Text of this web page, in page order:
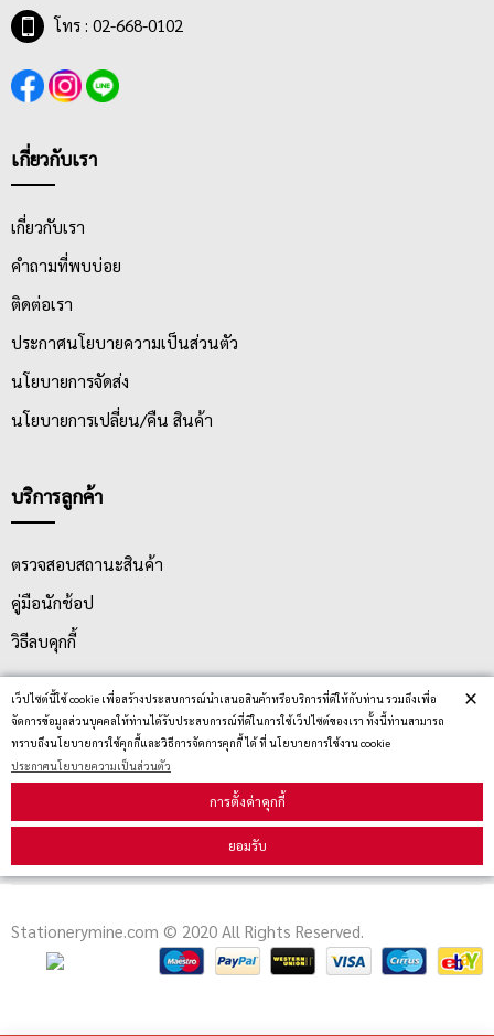
เว็ปไซต์นี้ใช้ cookie เพื่อสร้างประสบการณ์นำเสนอสินค้าหรือบริการที่ดีให้กับท่าน รวมถึงเพื่อ
จัดการข้อมูลส่วนบุคคลให้ท่านได้รับประสบการณ์ที่ดีในการใช้เว็ปไซต์ของเรา ทั้งนี้ท่านสามารถ
ทราบถึงนโยบายการใช้คุกกี้และวิธีการจัดการคุกกี้ ได้ ที่ นโยบายการใช้งาน cookie
ประกาศนโยบายความเป็นส่วนตัว
การตั้งค่าคุกกี้
ยอมรับ
×
โทร : 02-668-0102
เกี่ยวกับเรา
เกี่ยวกับเรา
คำถามที่พบบ่อย
ติดต่อเรา
ประกาศนโยบายความเป็นส่วนตัว
นโยบายการจัดส่ง
นโยบายการเปลี่ยน/คืน สินค้า
บริการลูกค้า
ตรวจสอบสถานะสินค้า
คู่มือนักช้อป
วิธีลบคุกกี้
สมัครรับข่าวสาร
รับข่าวสาร
Stationerymine.com © 2020 All Rights Reserved.